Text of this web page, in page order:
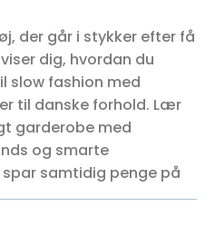
der går i stykker efter få
dig, hvordan du
slow fashion med
til danske forhold. Lær
garderobe med
og smarte
samtidig penge på